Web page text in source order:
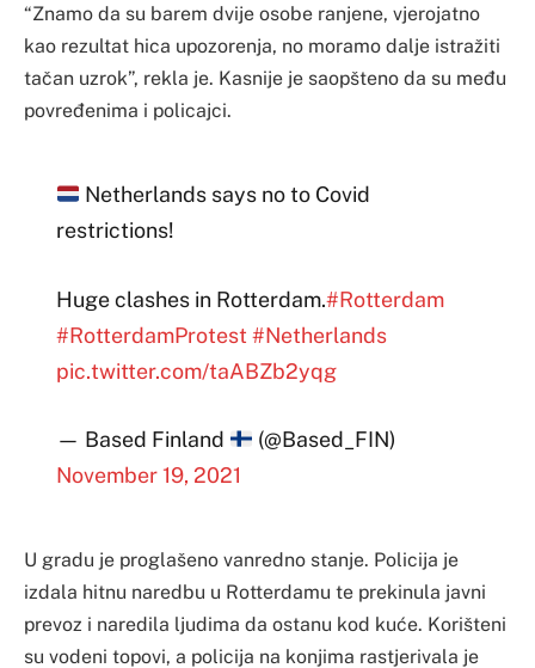
“Znamo da su barem dvije osobe ranjene, vjerojatno
kao rezultat hica upozorenja, no moramo dalje istražiti
tačan uzrok”, rekla je. Kasnije je saopšteno da su među
povređenima i policajci.
Netherlands says no to Covid
restrictions!
Huge clashes in Rotterdam.#Rotterdam
#RotterdamProtest #Netherlands
pic.twitter.com/taABZb2yqg
— Based Finland
(@Based_FIN)
November 19, 2021
U gradu je proglašeno vanredno stanje. Policija je
izdala hitnu naredbu u Rotterdamu te prekinula javni
prevoz i naredila ljudima da ostanu kod kuće. Korišteni
su vodeni topovi, a policija na konjima rastjerivala je